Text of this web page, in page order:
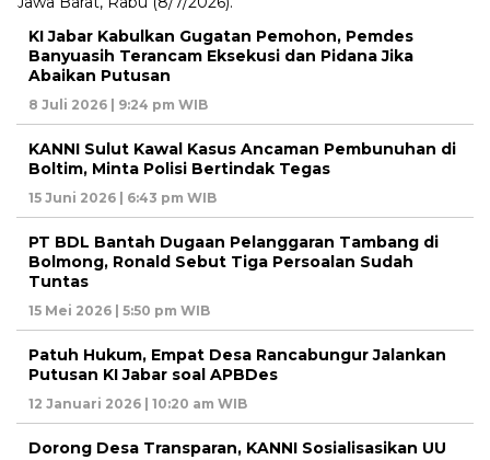
KI Jabar Kabulkan Gugatan Pemohon, Pemdes
Banyuasih Terancam Eksekusi dan Pidana Jika
Abaikan Putusan
8 Juli 2026 | 9:24 pm WIB
KANNI Sulut Kawal Kasus Ancaman Pembunuhan di
Boltim, Minta Polisi Bertindak Tegas
15 Juni 2026 | 6:43 pm WIB
PT BDL Bantah Dugaan Pelanggaran Tambang di
Bolmong, Ronald Sebut Tiga Persoalan Sudah
Tuntas
15 Mei 2026 | 5:50 pm WIB
Patuh Hukum, Empat Desa Rancabungur Jalankan
Putusan KI Jabar soal APBDes
12 Januari 2026 | 10:20 am WIB
Dorong Desa Transparan, KANNI Sosialisasikan UU